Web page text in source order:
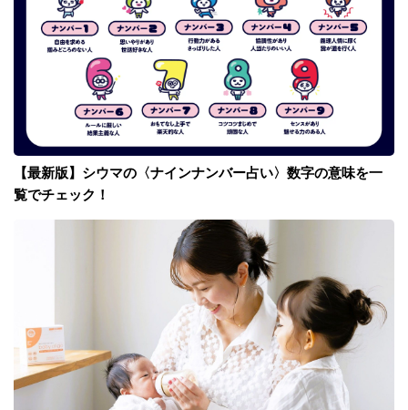
【最新版】シウマの〈ナインナンバー占い〉数字の意味を一
覧でチェック！